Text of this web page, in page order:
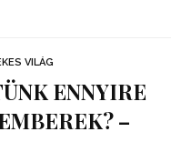
VILÁG
ENNYIRE
–